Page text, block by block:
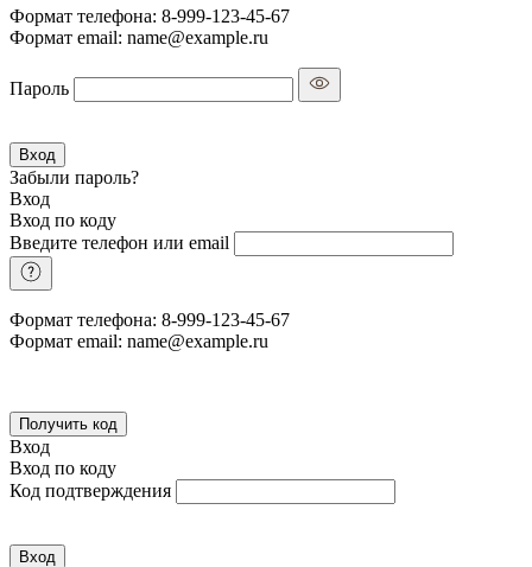
Формат телефона: 8-999-123-45-67
Формат email: name@example.ru
Пароль
Вход
Забыли пароль?
Вход
Вход по коду
Введите телефон или email
Формат телефона: 8-999-123-45-67
Формат email: name@example.ru
Получить код
Вход
Вход по коду
Код подтверждения
Вход